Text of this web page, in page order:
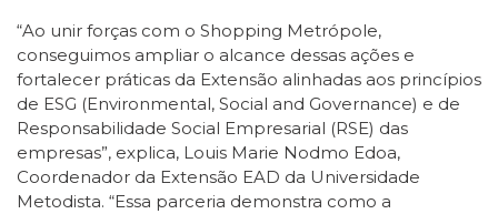
“Ao unir forças com o Shopping Metrópole,
conseguimos ampliar o alcance dessas ações e
fortalecer práticas da Extensão alinhadas aos princípios
de ESG (Environmental, Social and Governance) e de
Responsabilidade Social Empresarial (RSE) das
empresas”, explica, Louis Marie Nodmo Edoa,
Coordenador da Extensão EAD da Universidade
Metodista. “Essa parceria demonstra como a